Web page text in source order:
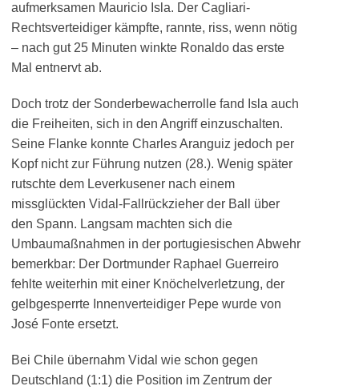
aufmerksamen Mauricio Isla. Der Cagliari-
Rechtsverteidiger kämpfte, rannte, riss, wenn nötig
– nach gut 25 Minuten winkte Ronaldo das erste
Mal entnervt ab.
Doch trotz der Sonderbewacherrolle fand Isla auch
die Freiheiten, sich in den Angriff einzuschalten.
Seine Flanke konnte Charles Aranguiz jedoch per
Kopf nicht zur Führung nutzen (28.). Wenig später
rutschte dem Leverkusener nach einem
missglückten Vidal-Fallrückzieher der Ball über
den Spann. Langsam machten sich die
Umbaumaßnahmen in der portugiesischen Abwehr
bemerkbar: Der Dortmunder Raphael Guerreiro
fehlte weiterhin mit einer Knöchelverletzung, der
gelbgesperrte Innenverteidiger Pepe wurde von
José Fonte ersetzt.
Bei Chile übernahm Vidal wie schon gegen
Deutschland (1:1) die Position im Zentrum der